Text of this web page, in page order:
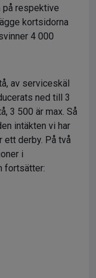
på respektive
kortsidorna
4 000
av serviceskäl
ned till 3
3 500 är max. Så
intäkten vi har
derby. På två
i
fortsätter: